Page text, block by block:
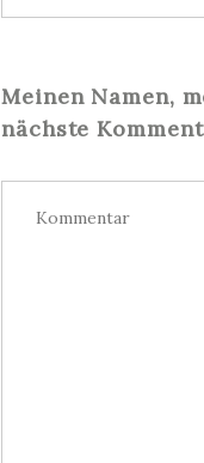
Meinen Namen,
nächste